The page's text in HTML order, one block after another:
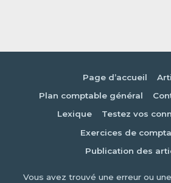
Page d’accueil
Plan comptable général
Lexique
Testez vos
Exercices de
Publication des
Vous avez trouvé une erreur ou